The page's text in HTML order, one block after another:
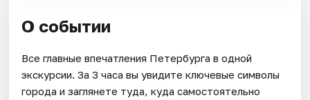
О событии
Все главные впечатления Петербурга в одной
экскурсии. За 3 часа вы увидите ключевые символы
города и заглянете туда, куда самостоятельно